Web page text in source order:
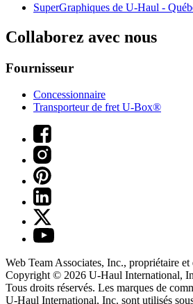
SuperGraphiques de U-Haul -
Collaborez avec nous
Fournisseur
Concessionnaire
Transporteur de fret U-Box®
Web Team Associates, Inc., propriétaire
Copyright © 2026 U-Haul International,
Tous droits réservés. Les marques de
U-Haul International, Inc. sont utilisés